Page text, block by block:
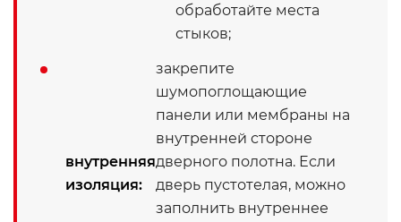
обработайте места
стыков;
внутренняя
изоляция:
закрепите
шумопоглощающие
панели или мембраны на
внутренней стороне
дверного полотна. Если
дверь пустотелая, можно
заполнить внутреннее